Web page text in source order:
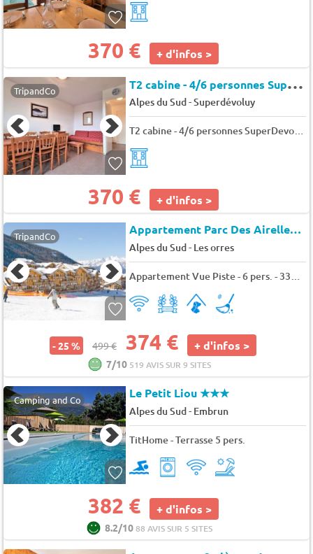
370 € + d'infos >
TripandCo T
2 cabine - 4/6 personnes SuperDevoluy - Toits du devoluy d
Alpes du Sud-Superdévoluy
T2 cabine - 4/6 personnes SuperDevoluy - Toits du devoluy d
370 € + d'infos >
TripandCo Appartement Parc Des Airelles 355
Alpes du Sud- Les orres
Appartement Vue Piste - 6 pers. - 33m2 - Animaux admis
- 25 % 499 € 374 € + d'infos >
7/10 519 AVIS SUR 9 SITES
Camping and Co Le Petit Liou★★★
Alpes du Sud- Embrun
TitHome - Terrasse 5 pers.
382 € + d'infos >
8.2/1088 AVIS SUR 5 SITES